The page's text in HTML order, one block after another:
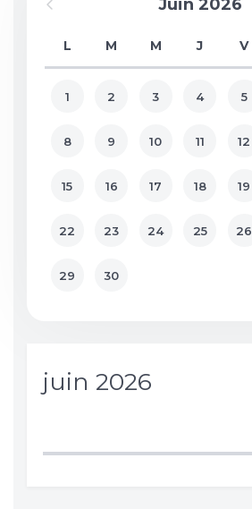
Juin 2026
L M M J V
1 2 3 4 5
8 9 10 11 12
15 16 17 18 19
22 23 24 25 26
29 30
juin 2026